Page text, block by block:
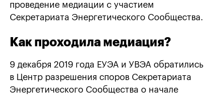
проведение медиации с участием
Секретариата Энергетического Сообщества.
Как проходила медиация?
9 декабря 2019 года ЕУЭА и УВЭА обратились
в Центр разрешения споров Секретариата
Энергетического Сообщества о начале